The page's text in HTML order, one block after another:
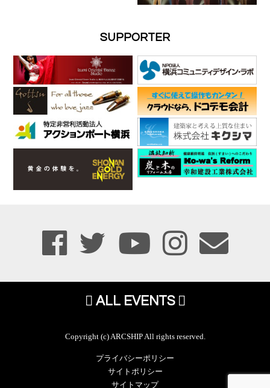
SUPPORTER
ALL EVENTS
Copyright (c) ARCSHIP All rights reserved.
プライバシーポリシー
サイトポリシー
サイトマップ